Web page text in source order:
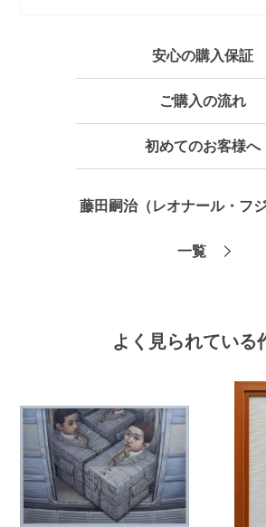
安心の購入保証
ご購入の流れ
初めてのお客様へ
藤田嗣治（レオナール・フ
一覧
よく見られている